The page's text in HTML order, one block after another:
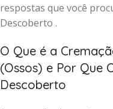
respostas que você
Descoberto .
O Que é a
(Ossos) e Por Que
Descoberto